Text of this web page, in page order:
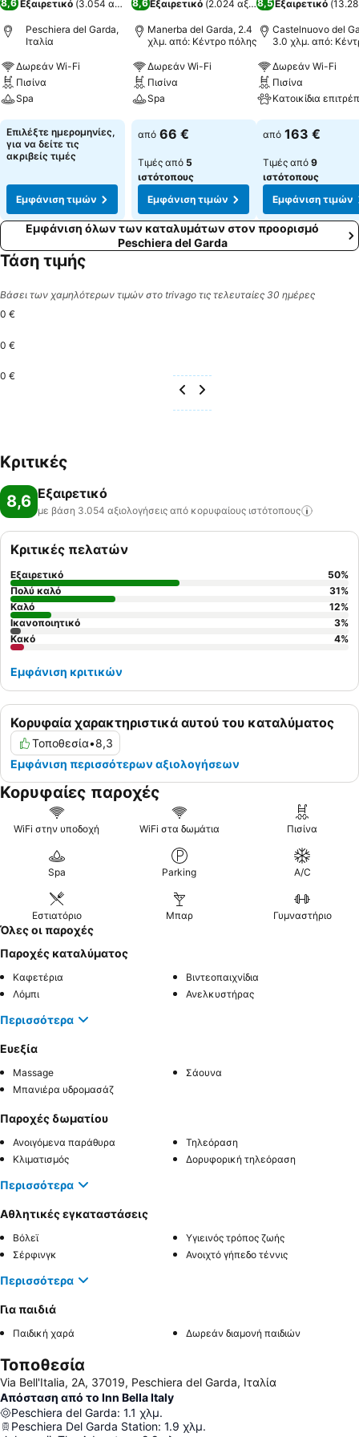
8,6 Εξαιρετικό (3.054 αξιολογήσεις)
Peschiera del Garda,
Ιταλία
Δωρεάν Wi-Fi
Πισίνα
Spa
Εμφάνιση τιμών
Επιλέξτε ημερομηνίες,
για να δείτε τις
ακριβείς τιμές
Εμφάνιση τιμών
8,6Εξαιρετικό (2.024 αξιολογήσεις)
Manerba del Garda, 2.4
χλμ. από: Κέντρο πόλης
Δωρεάν Wi-Fi
Πισίνα
Spa
Εμφάνιση τιμών
από 66 €
Τιμές από 5
ιστότοπους
Εμφάνιση τιμών
8,5Εξαιρετικό (
Castelnuovo del
3.0 χλμ. από:
Δωρεάν Wi-Fi
Πισίνα
Εμφάνιση τιμών
από 163 €
Τιμές από 9
ιστότοπους
Εμφάνιση τιμών
Εμφάνιση όλων των καταλυμάτων στον προορισμό
Peschiera del Garda
Τάση τιμής
Βάσει των χαμηλότερων τιμών στο trivago τις τελευταίες 30 ημέρες
0 €
0 €
0 €
Κριτικές
8,6 Εξαιρετικό
με βάση 3.054 αξιολογήσεις από κορυφαίους ιστότοπους
Κορυφαία χαρακτηριστικά αυτού του καταλύματος
Τοποθεσία•8,3
Εμφάνιση περισσότερων αξιολογήσεων
Κριτικές πελατών
Εξαιρετικό 50%
Πολύ καλό
31%
Καλό
12%
Ικανοποιητικό
3%
Κακό
4%
Εμφάνιση κριτικών
Κορυφαίες παροχές
WiFi στην υποδοχή WiFi στα δωμάτια Πισίνα
Spa Parking A/C
Εστιατόριο Μπαρ Γυμναστήριο
Όλες οι παροχές
Παροχές καταλύματος
Καφετέρια
Βιντεοπαιχνίδια
Λόμπι
Ανελκυστήρας
Περισσότερα
Ευεξία
Massage
Σάουνα
Μπανιέρα υδρομασάζ
Παροχές δωματίου
Ανοιγόμενα παράθυρα
Τηλεόραση
Κλιματισμός
Δορυφορική τηλεόραση
Περισσότερα
Αθλητικές εγκαταστάσεις
Βόλεϊ
Υγιεινός τρόπος ζωής
Σέρφινγκ
Ανοιχτό γήπεδο τέννις
Περισσότερα
Για παιδιά
Παιδική χαρά Δωρεάν διαμονή παιδιών
Τοποθεσία
Via Bell'Italia, 2A, 37019, Peschiera del Garda, Ιταλία
Απόσταση από το Inn Bella Italy
Peschiera del Garda: 1.1 χλμ.
Peschiera Del Garda Station: 1.9 χλμ.